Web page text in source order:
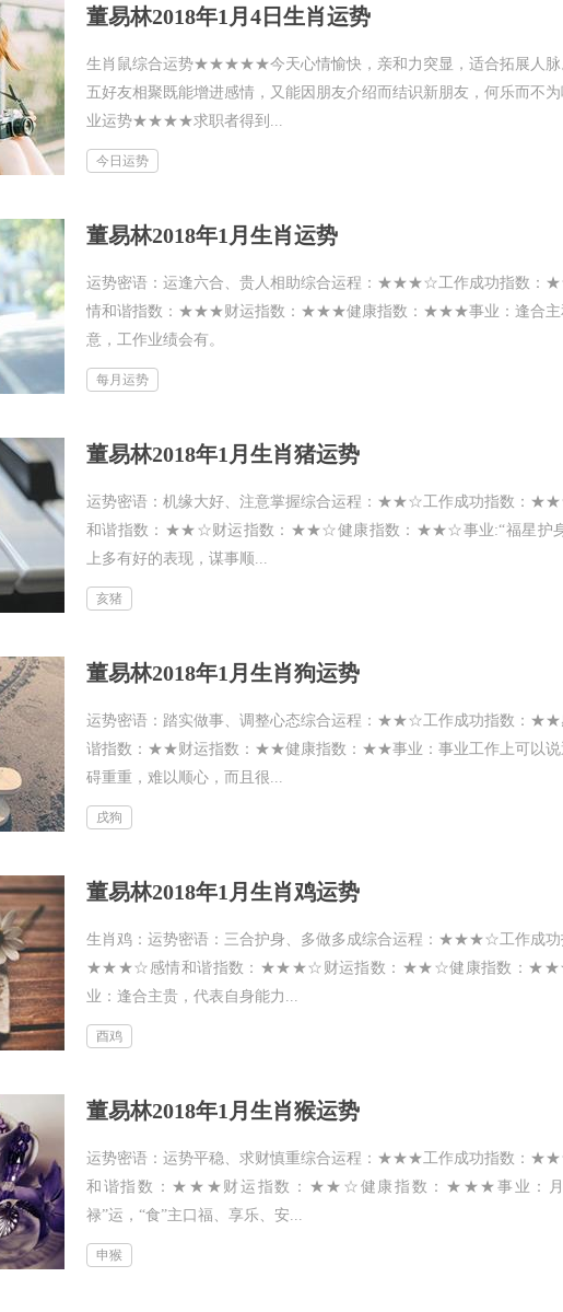
董易林2018年1月4日生肖运势
生肖鼠综合运势★★★★★今天心情愉快，亲和力突显，适合拓展人脉
五好友相聚既能增进感情，又能因朋友介绍而结识新朋友，何乐而不
业运势★★★★求职者得到...
今日运势
董易林2018年1月生肖运势
运势密语：运逢六合、贵人相助综合运程：★★★☆工作成功指数
情和谐指数：★★★财运指数：★★★健康指数：★★★事业：逢合主
意，工作业绩会有。
每月运势
董易林2018年1月生肖猪运势
运势密语：机缘大好、注意掌握综合运程：★★☆工作成功指数：
和谐指数：★★☆财运指数：★★☆健康指数：★★☆事业:“福星护
上多有好的表现，谋事顺...
亥猪
董易林2018年1月生肖狗运势
运势密语：踏实做事、调整心态综合运程：★★☆工作成功指数：★★
谐指数：★★财运指数：★★健康指数：★★事业：事业工作上可以说
碍重重，难以顺心，而且很...
戌狗
董易林2018年1月生肖鸡运势
生肖鸡：运势密语：三合护身、多做多成综合运程：★★★☆工作成功
★★★☆感情和谐指数：★★★☆财运指数：★★☆健康指数：
业：逢合主贵，代表自身能力...
酉鸡
董易林2018年1月生肖猴运势
运势密语：运势平稳、求财慎重综合运程：★★★工作成功指数：
和谐指数：★★★财运指数：★★☆健康指数：★★★事业：月
禄”运，“食”主口福、享乐、安...
申猴